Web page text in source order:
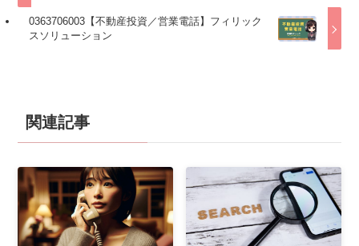
0363706003【不動産投資／営業電話】フィリック
スソリューション
関連記事